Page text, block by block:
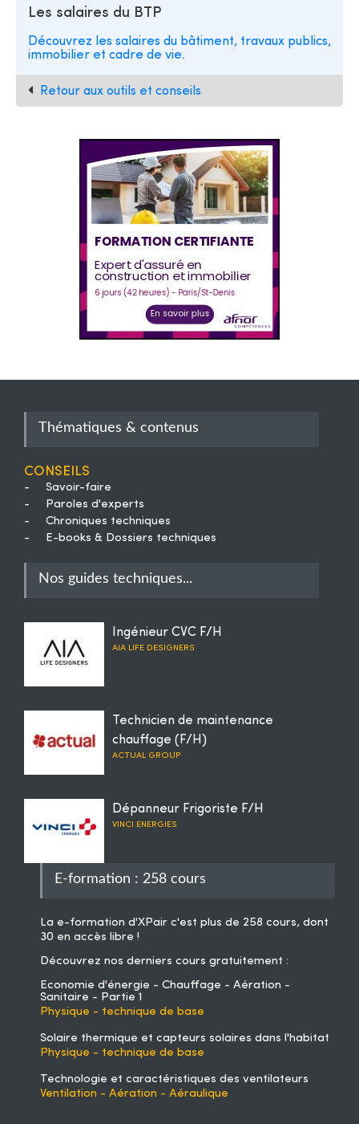
Les salaires du BTP
Découvrez les salaires du bâtiment, travaux publics,
immobilier et cadre de vie.
Retour aux outils et conseils
Thématiques & contenus
Conseils
-
Savoir-faire
-
Paroles d'experts
-
Chroniques techniques
-
E-books & Dossiers techniques
Nos guides techniques...
Ingénieur CVC F/H
AIA LIFE DESIGNERS
Technicien de maintenance
chauffage (F/H)
ACTUAL GROUP
Dépanneur Frigoriste F/H
VINCI ENERGIES
E-formation : 258 cours
La e-formation d'XPair c'est plus de 258 cours, dont
30 en accès libre !
Découvrez nos derniers cours gratuitement :
Economie d'énergie - Chauffage - Aération -
Sanitaire - Partie 1
Physique - technique de base
Solaire thermique et capteurs solaires dans l'habitat
Physique - technique de base
Technologie et caractéristiques des ventilateurs
Ventilation - Aération - Aéraulique